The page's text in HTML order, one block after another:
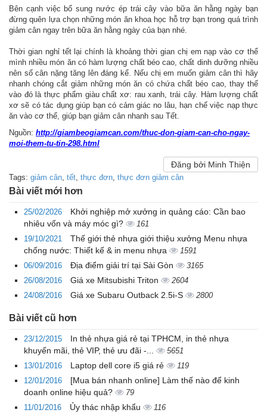
Bên cạnh việc bổ sung nước ép trái cây vào bữa ăn hằng ngày bạn
đừng quên lựa chọn những món ăn khoa học hỗ trợ bạn trong quá trình
giảm cân ngay trên bữa ăn hằng ngày của bạn nhé.
Thời gian nghỉ tết lại chính là khoảng thời gian chị em nạp vào cơ thể
mình nhiều món ăn có hàm lượng chất béo cao, chất dinh dưỡng nhiều
nên số cân nặng tăng lên đáng kể. Nếu chị em muốn giảm cân thì hãy
nhanh chóng cắt giảm những món ăn có chứa chất béo cao, thay thế
vào đó là thực phẩm giàu chất xơ: rau xanh, trái cây. Hàm lượng chất
xơ sẽ có tác dụng giúp bạn có cảm giác no lâu, hạn chế việc nạp thực
ăn vào cơ thể, giúp bạn giảm cân nhanh sau Tết.
Nguồn: http://giambeogiamcan.com/thuc-don-giam-can-cho-ngay-
moi-them-tu-tin-298.html
Đăng bởi Minh Thiện
Tags: giảm cân tết thực đơn thực đơn giảm cân
Bài viết mới hơn
25/02/2026
Khởi nghiệp mở xưởng in quảng cáo: Cần bao
nhiêu vốn và máy móc gì?
161
19/10/2021
Thế giới thẻ nhựa giới thiệu xưởng Menu nhựa
chống nước: Thiết kế & in menu nhựa
1591
06/09/2016
Địa điểm giải trí tại Sài Gòn
3165
26/08/2016
Giá xe Mitsubishi Triton
2604
24/08/2016
Giá xe Subaru Outback 2.5i-S 2800
Bài viết cũ hơn
23/12/2015
In thẻ nhựa giá rẻ tại TPHCM, in thẻ nhựa
khuyến mãi, thẻ VIP, thẻ ưu đãi -...
5651
13/01/2016
Laptop dell core i5 giá rẻ
119
12/01/2016
[Mua bán nhanh online] Làm thế nào để kinh
doanh online hiệu quả?
79
11/01/2016
Ủy thác nhập khẩu
116